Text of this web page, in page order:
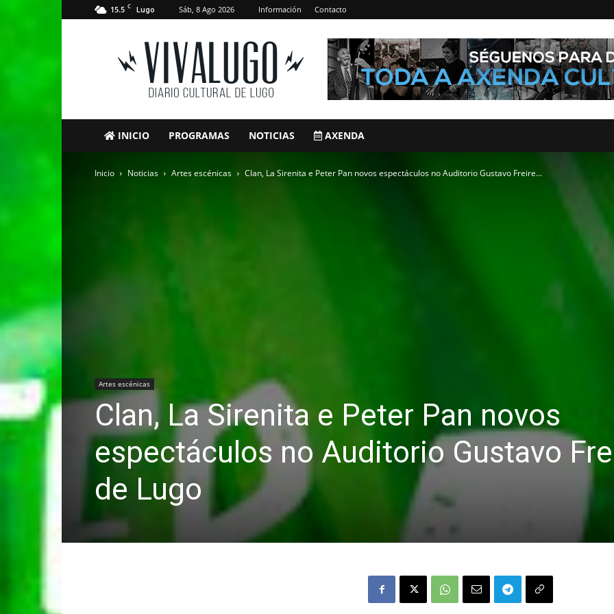
15.5 C Lugo Sáb, 8 Ago 2026 Información Contacto
VivaLugo
INICIO PROGRAMAS NOTICIAS AXENDA
Inicio Noticias Artes escénicas Clan, La Sirenita e Peter Pan novos espectáculos no Auditorio Gustavo Freire...
Artes escénicas
Clan, La Sirenita e Peter Pan novos
espectáculos no Auditorio Gustavo
de Lugo